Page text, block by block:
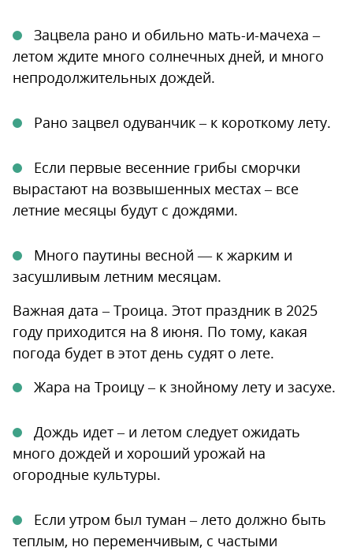
Зацвела рано и обильно мать-и-мачеха –
летом ждите много солнечных дней, и много
непродолжительных дождей.
Рано зацвел одуванчик – к короткому лету.
Если первые весенние грибы сморчки
вырастают на возвышенных местах – все
летние месяцы будут с дождями.
Много паутины весной — к жарким и
засушливым летним месяцам.
Важная дата – Троица. Этот праздник в 2025
году приходится на 8 июня. По тому, какая
погода будет в этот день судят о лете.
Жара на Троицу – к знойному лету и засухе.
Дождь идет – и летом следует ожидать
много дождей и хороший урожай на
огородные культуры.
Если утром был туман – лето должно быть
теплым, но переменчивым, с частыми